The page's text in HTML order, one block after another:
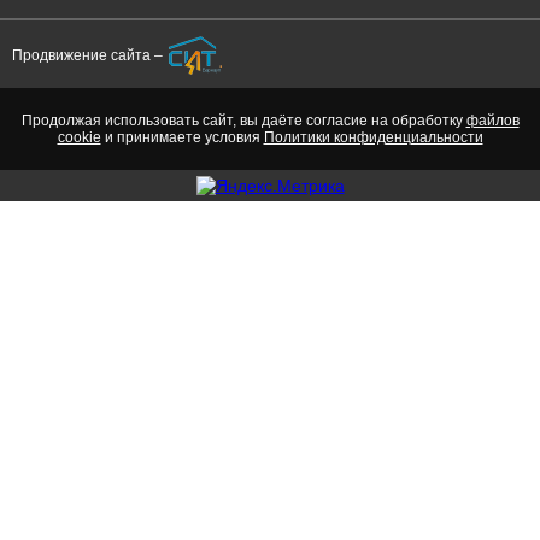
281б
ФИО, руководителя Директор
Продвижение сайта –
Продолжая использовать сайт, вы даёте согласие на обработку файлов
cookie и принимаете условия Политики конфиденциальности